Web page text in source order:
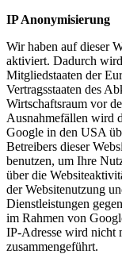
IP Anonymisierung
Wir haben auf dieser
aktiviert. Dadurch
Mitgliedstaaten der
Vertragsstaaten des
Wirtschaftsraum vor
Ausnahmefällen wird
Google in den USA
Betreibers dieser
benutzen, um Ihre
über die
der Websitenutzung
Dienstleistungen
im Rahmen von
IP-Adresse wird nicht
zusammengeführt.